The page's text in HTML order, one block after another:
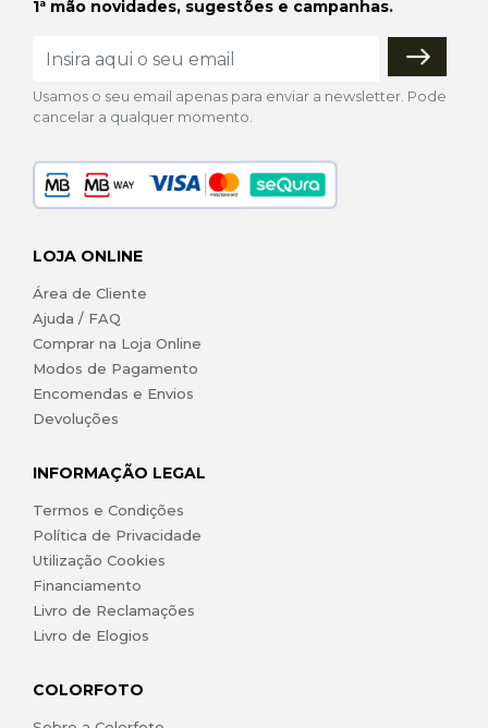
1ª mão novidades, sugestões e campanhas.
Usamos o seu email apenas para enviar a newsletter. Pode
cancelar a qualquer momento.
LOJA ONLINE
Área de Cliente
Ajuda / FAQ
Comprar na Loja Online
Modos de Pagamento
Encomendas e Envios
Devoluções
INFORMAÇÃO LEGAL
Termos e Condições
Política de Privacidade
Utilização Cookies
Financiamento
Livro de Reclamações
Livro de Elogios
COLORFOTO